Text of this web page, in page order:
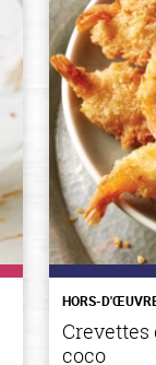
HORS-
Crevettes
coco